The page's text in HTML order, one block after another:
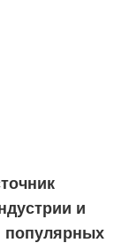
и
популярных